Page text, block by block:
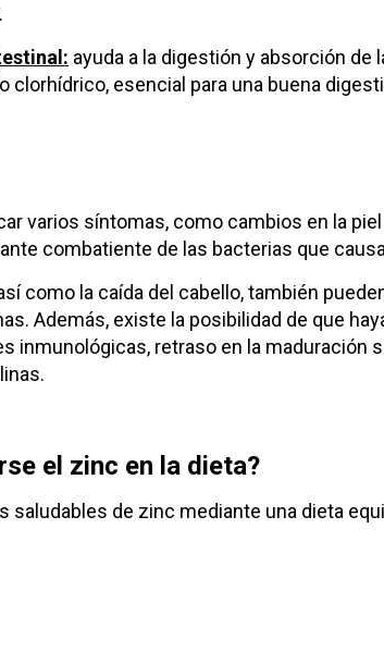
ayuda a la digestión y absorción de
clorhídrico, esencial para una buena
varios síntomas, como cambios en la
combatiente de las bacterias que
como la caída del cabello, también
Además, existe la posibilidad de que
inmunológicas, retraso en la maduración
el zinc en la dieta?
de zinc mediante una dieta